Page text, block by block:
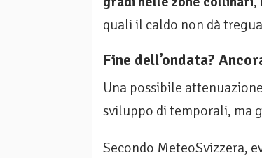
quali il caldo non dà
Fine dell’ondata?
Una possibile
sviluppo di temporali, ma
Secondo MeteoSvizzera,